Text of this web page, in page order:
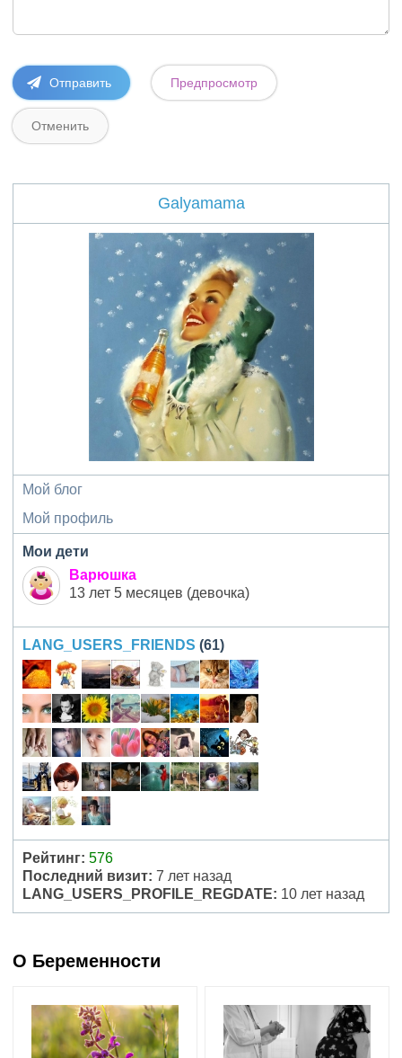
Galyamama
Мой блог
Мой профиль
Мои дети
Варюшка
13 лет 5 месяцев (девочка)
LANG_USERS_FRIENDS (61)
Рейтинг: 576
Последний визит: 7 лет назад
LANG_USERS_PROFILE_REGDATE: 10 лет назад
О Беременности